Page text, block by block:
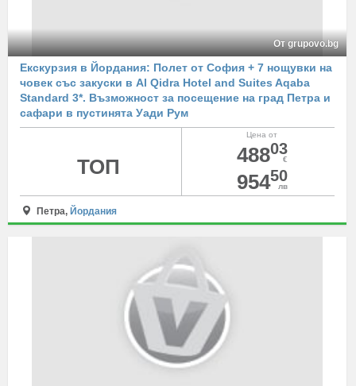
От grupovo.bg
Екскурзия в Йордания: Полет от София + 7 нощувки на
човек със закуски в Al Qidra Hotel and Suites Aqaba
Standard 3*. Възможност за посещение на град Петра и
сафари в пустинята Уади Рум
Цена от
48803
€
95450
лв
ТОП
Петра, Йордания